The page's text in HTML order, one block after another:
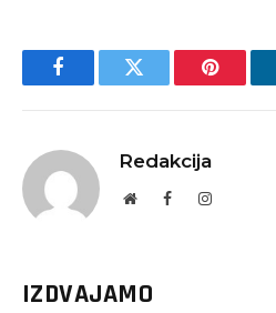
FacebookTwitter
Redakcija
WebsiteFacebookInstagram
IZDVAJAMO